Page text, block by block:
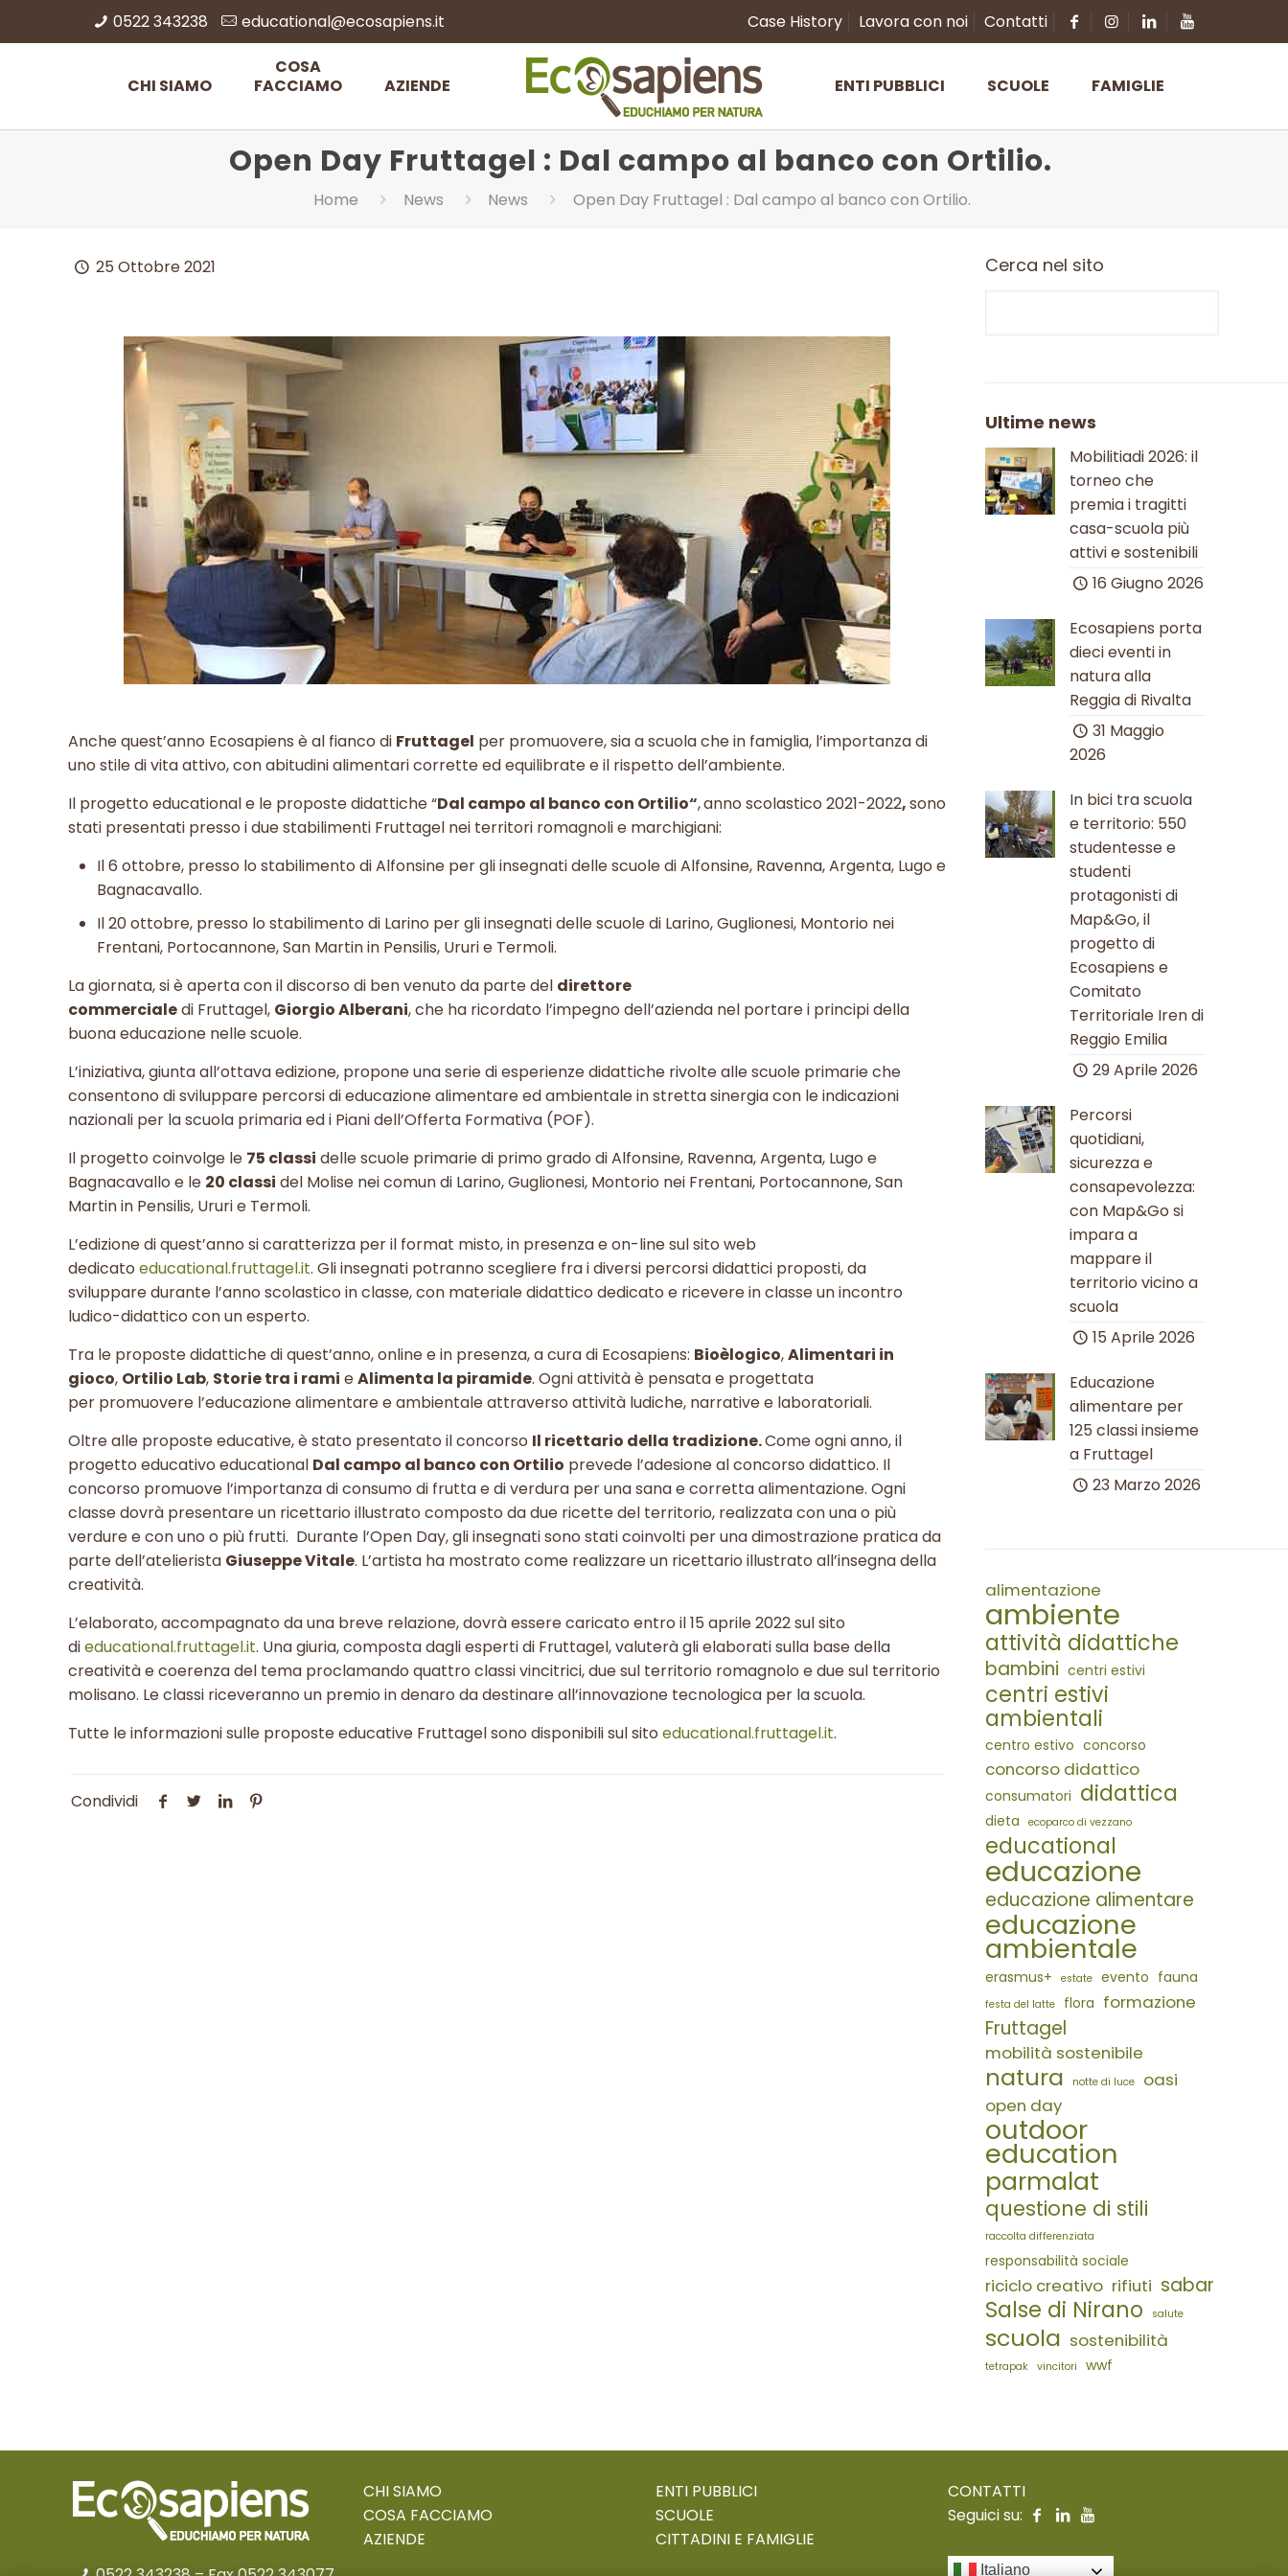
0522 343238 educational@ecosapiens.it Case History Lavora con noi Contatti
CHI SIAMO
COSA
FACCIAMO
AZIENDE ENTI PUBBLICI SCUOLE FAMIGLIE
Open Day Fruttagel : Dal campo al banco con Ortilio.
Home News News Open Day Fruttagel : Dal campo al banco con Ortilio.
25 Ottobre 2021
Anche quest’anno Ecosapiens è al fianco di Fruttagel per promuovere, sia a scuola che in famiglia, l’importanza di
uno stile di vita attivo, con abitudini alimentari corrette ed equilibrate e il rispetto dell’ambiente.
Il progetto educational e le proposte didattiche “Dal campo al banco con Ortilio“,anno scolastico 2021-2022,sono
stati presentati presso i due stabilimenti Fruttagel nei territori romagnoli e marchigiani:
Il 6 ottobre, presso lo stabilimento di Alfonsine per gli insegnati delle scuole di Alfonsine, Ravenna, Argenta, Lugo e
Bagnacavallo.
Il 20 ottobre, presso lo stabilimento di Larino per gli insegnati delle scuole di Larino, Guglionesi, Montorio nei
Frentani, Portocannone, San Martin in Pensilis, Ururi e Termoli.
La giornata, si è aperta con il discorso di ben venuto da parte del direttore
commercialedi Fruttagel, Giorgio Alberani, che ha ricordato l’impegno dell’azienda nel portare i principi della
buona educazione nelle scuole.
L’iniziativa, giunta all’ottava edizione, propone una serie di esperienze didattiche rivolte alle scuole primarie che
consentono di sviluppare percorsi di educazione alimentare ed ambientale in stretta sinergia con le indicazioni
nazionali per la scuola primaria ed i Piani dell’Offerta Formativa (POF).
Il progetto coinvolge le 75 classi delle scuole primarie di primo grado di Alfonsine, Ravenna, Argenta, Lugo e
Bagnacavallo e le 20 classi del Molise nei comun di Larino, Guglionesi, Montorio nei Frentani, Portocannone, San
Martin in Pensilis, Ururi e Termoli.
L’edizione di quest’anno si caratterizza per il format misto, in presenza e on-line sul sito web
dedicatoeducational.fruttagel.it. Gli insegnati potranno scegliere fra i diversi percorsi didattici proposti, da
sviluppare durante l’anno scolastico in classe, con materiale didattico dedicato e ricevere in classe un incontro
ludico-didattico con un esperto.
Tra le proposte didattiche di quest’anno, online e in presenza, a cura di Ecosapiens: Bioèlogico,Alimentari in
gioco, Ortilio Lab, Storie tra i rami eAlimenta la piramide. Ogni attività è pensata e progettata
per promuovere l’educazione alimentare e ambientale attraverso attività ludiche, narrative e laboratoriali.
Oltre alle proposte educative, è stato presentato il concorso Il ricettario della tradizione.Come ogni anno, il
progetto educativo educational Dal campo al banco con Ortilio prevede l’adesione al concorso didattico. Il
concorso promuove l’importanza di consumo di frutta e di verdura per una sana e corretta alimentazione. Ogni
classe dovrà presentare un ricettario illustrato composto da due ricette del territorio, realizzata con una o più
verdure e con uno o più frutti. Durante l’Open Day, gli insegnati sono stati coinvolti per una dimostrazione pratica da
parte dell’atelierista Giuseppe Vitale. L’artista ha mostrato come realizzare un ricettario illustrato all’insegna della
creatività.
L’elaborato, accompagnato da una breve relazione, dovrà essere caricato entro il 15 aprile 2022 sul sito
dieducational.fruttagel.it. Una giuria, composta dagli esperti di Fruttagel, valuterà gli elaborati sulla base della
creatività e coerenza del tema proclamando quattro classi vincitrici, due sul territorio romagnolo e due sul territorio
molisano. Le classi riceveranno un premio in denaro da destinare all’innovazione tecnologica per la scuola.
Tutte le informazioni sulle proposte educative Fruttagel sono disponibili sul sitoeducational.fruttagel.it.
Condividi
Cerca nel sito
Ultime news
Mobilitiadi 2026: il
torneo che
premia i tragitti
casa-scuola più
attivi e sostenibili
16 Giugno 2026
Ecosapiens porta
dieci eventi in
natura alla
Reggia di Rivalta
31 Maggio
2026
In bici tra scuola
e territorio: 550
studentesse e
studenti
protagonisti di
Map&Go, il
progetto di
Ecosapiens e
Comitato
Territoriale Iren di
Reggio Emilia
29 Aprile 2026
Percorsi
quotidiani,
sicurezza e
consapevolezza:
con Map&Go si
impara a
mappare il
territorio vicino a
scuola
15 Aprile 2026
Educazione
alimentare per
125 classi insieme
a Fruttagel
23 Marzo 2026
alimentazione
ambiente
attività didattiche
bambini centri estivi
centri estivi
ambientali
centro estivo concorso
concorso didattico
consumatori didattica
dieta ecoparco di vezzano
educational
educazione
educazione alimentare
educazione
ambientale
erasmus+ estate evento fauna
festa del latte flora formazione
Fruttagel
mobilità sostenibile
natura notte di luce
oasi
open day
outdoor
education
parmalat
questione di stili
raccolta differenziata
responsabilità sociale
riciclo creativo rifiuti sabar
Salse di Nirano salute
scuola sostenibilità
tetrapak vincitori wwf
CHI SIAMO
COSA FACCIAMO
AZIENDE
ENTI PUBBLICI
SCUOLE
CITTADINI E FAMIGLIE
CONTATTI
Seguici su:
Italiano